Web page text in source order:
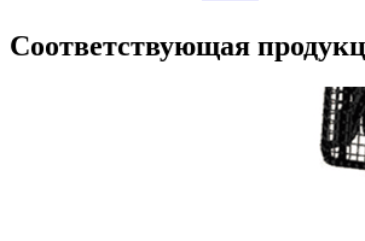
Соответствующая